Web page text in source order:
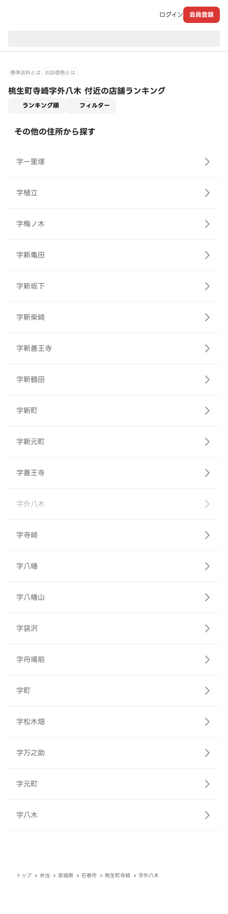
ログイン 会員登録
標準送料とは お店価格とは
桃生町寺崎字外八木 付近の店舗ランキング
ランキング順 フィルター
その他の住所から探す
字一里塚
字植立
字梅ノ木
字新亀田
字新坂下
字新柴崎
字新善王寺
字新鶴田
字新町
字新元町
字善王寺
字外八木
字寺崎
字八幡
字八幡山
字袋沢
字舟場前
字町
字松木畑
字万之助
字元町
字八木
トップ 弁当 宮城県 石巻市 桃生町寺崎 字外八木